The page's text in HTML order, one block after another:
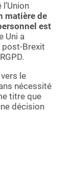
matière de
est
Uni a
post-Brexit
le
nécessité
titre que
décision